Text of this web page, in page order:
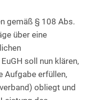
gemäß § 108 Abs.
über eine
soll nun klären,
Aufgabe erfüllen,
obliegt und